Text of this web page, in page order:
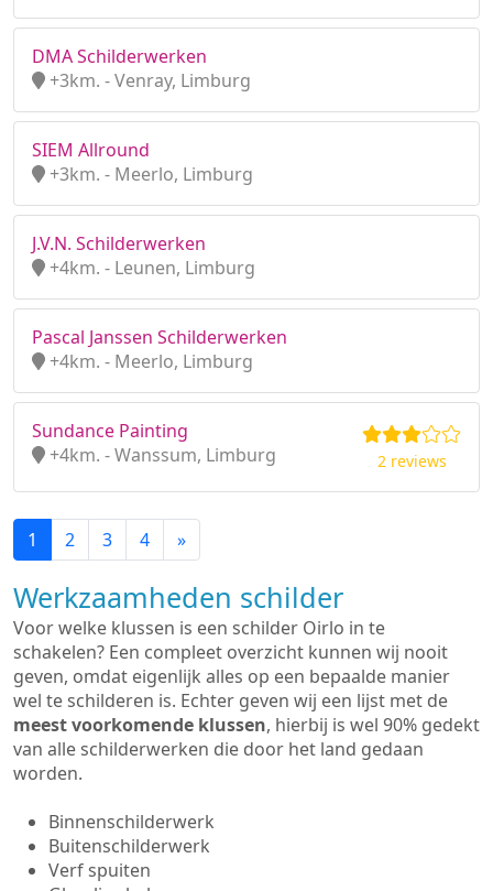
DMA Schilderwerken
+3km. - Venray, Limburg
SIEM Allround
+3km. - Meerlo, Limburg
J.V.N. Schilderwerken
+4km. - Leunen, Limburg
Pascal Janssen Schilderwerken
+4km. - Meerlo, Limburg
Sundance Painting
+4km. - Wanssum, Limburg
2 reviews
1 2 3 4 »
Werkzaamheden schilder
Voor welke klussen is een schilder Oirlo in te
schakelen? Een compleet overzicht kunnen wij nooit
geven, omdat eigenlijk alles op een bepaalde manier
wel te schilderen is. Echter geven wij een lijst met de
meest voorkomende klussen, hierbij is wel 90% gedekt
van alle schilderwerken die door het land gedaan
worden.
Binnenschilderwerk
Buitenschilderwerk
Verf spuiten